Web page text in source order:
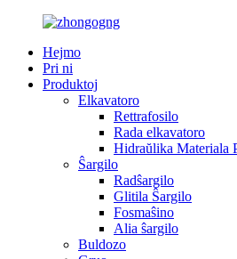
Hejmo
Pri ni
Produktoj
Elkavatoro
Rettrafosilo
Rada elkavatoro
Hidraŭlika Materiala
Ŝargilo
Radŝargilo
Glitila Ŝargilo
Fosmaŝino
Alia ŝargilo
Buldozo